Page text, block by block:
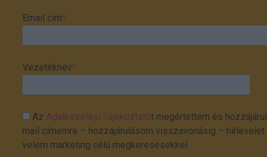
Email cím*
Vezetéknév*
AzAdatkezelési Tájékoztatót megértettem és
mail címemre – hozzájárulásom visszavonásig –
velem marketing célú megkeresésekkel.